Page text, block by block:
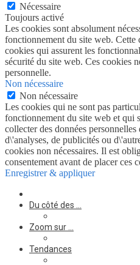
Nécessaire
Toujours activé
Les cookies sont absolument
fonctionnement du site web. Cette
cookies qui assurent les
sécurité du site web. Ces cookies
personnelle.
Non nécessaire
Non nécessaire
Les cookies qui ne sont pas
fonctionnement du site web et qui
collecter des données
d\'analyses, de publicités ou
cookies non nécessaires. Il est
consentement avant de placer ces
Enregistrer & appliquer
Du côté des …
Zoom sur …
Tendances